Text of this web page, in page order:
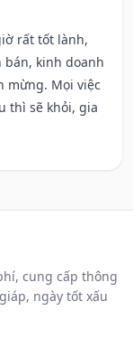
rất tốt lành,
bán, kinh doanh
mừng. Mọi việc
thì sẽ khỏi, gia
cung cấp thông
ngày tốt xấu